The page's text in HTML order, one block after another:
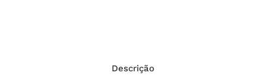
Descrição